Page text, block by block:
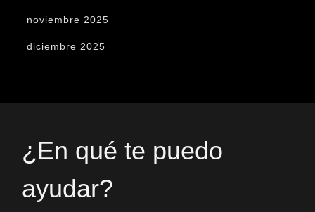
noviembre 2025
diciembre 2025
¿En qué te puedo
ayudar?